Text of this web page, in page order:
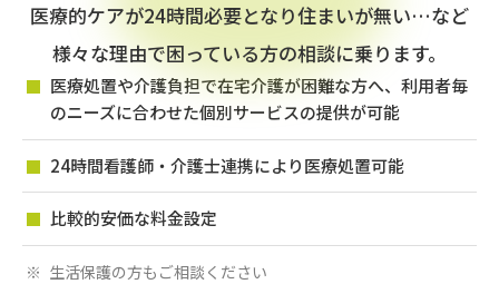
医療的ケアが24時間必要となり住まいが無い…など
様々な理由で困っている方の相談に乗ります。
医療処置や介護負担で在宅介護が困難な方へ、利用者毎
のニーズに合わせた個別サービスの提供が可能
24時間看護師・介護士連携により医療処置可能
比較的安価な料金設定
生活保護の方もご相談ください